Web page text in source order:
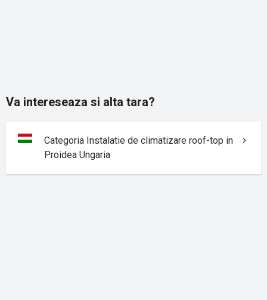
Va intereseaza si alta tara?
Categoria Instalatie de climatizare roof-top in
Proidea Ungaria